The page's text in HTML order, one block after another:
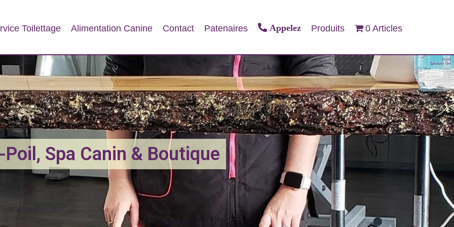
Toilettage Alimentation Canine Contact Patenaires Appelez Produits 0 Articles
Spa Canin & Boutique